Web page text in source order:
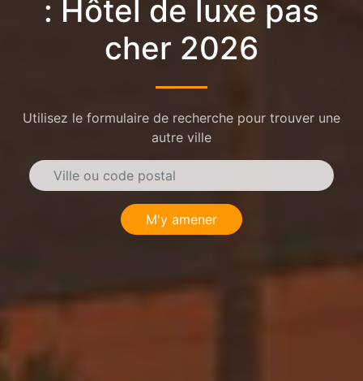
: Hôtel de luxe pas
cher 2026
Utilisez le formulaire de recherche pour trouver une
autre ville
M'y amener